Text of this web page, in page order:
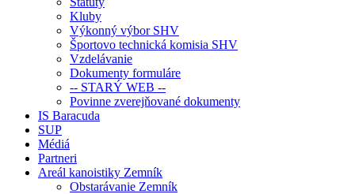
Kluby
Výkonný výbor SHV
Športovo technická komisia SHV
Vzdelávanie
Dokumenty formuláre
-- STARÝ WEB --
Povinne zverejňované dokumenty
IS Baracuda
SUP
Médiá
Partneri
Areál kanoistiky Zemník
Obstarávanie Zemník